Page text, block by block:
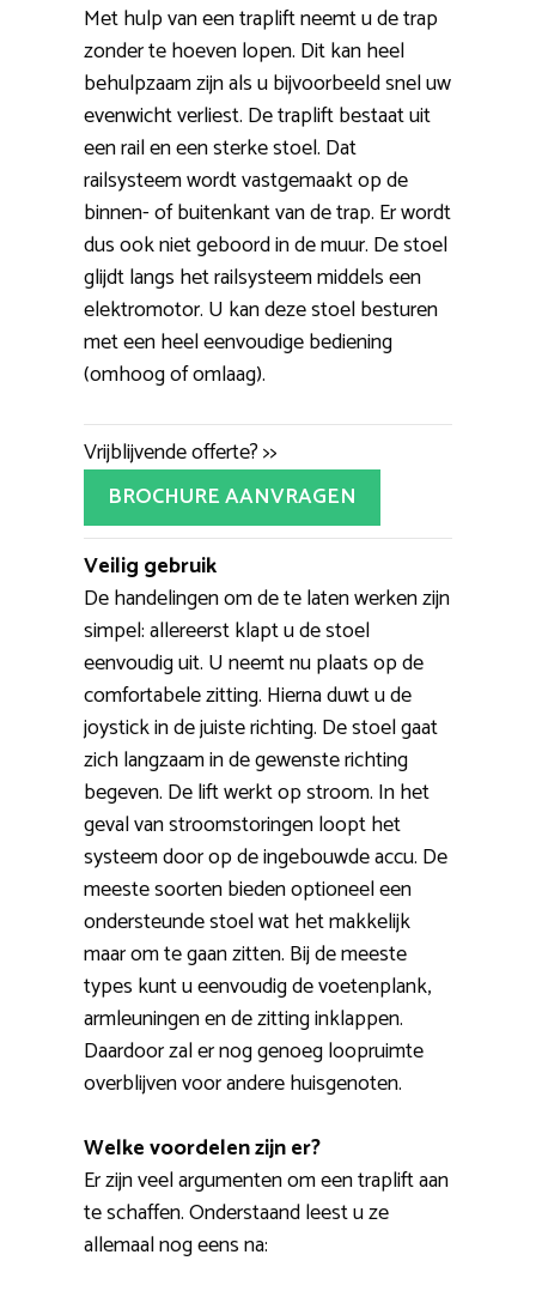
Met hulp van een traplift neemt u de trap
zonder te hoeven lopen. Dit kan heel
behulpzaam zijn als u bijvoorbeeld snel uw
evenwicht verliest. De traplift bestaat uit
een rail en een sterke stoel. Dat
railsysteem wordt vastgemaakt op de
binnen- of buitenkant van de trap. Er wordt
dus ook niet geboord in de muur. De stoel
glijdt langs het railsysteem middels een
elektromotor. U kan deze stoel besturen
met een heel eenvoudige bediening
(omhoog of omlaag).
Vrijblijvende offerte? >>
BROCHURE AANVRAGEN
Veilig gebruik
De handelingen om de te laten werken zijn
simpel: allereerst klapt u de stoel
eenvoudig uit. U neemt nu plaats op de
comfortabele zitting. Hierna duwt u de
joystick in de juiste richting. De stoel gaat
zich langzaam in de gewenste richting
begeven. De lift werkt op stroom. In het
geval van stroomstoringen loopt het
systeem door op de ingebouwde accu. De
meeste soorten bieden optioneel een
ondersteunde stoel wat het makkelijk
maar om te gaan zitten. Bij de meeste
types kunt u eenvoudig de voetenplank,
armleuningen en de zitting inklappen.
Daardoor zal er nog genoeg loopruimte
overblijven voor andere huisgenoten.
Welke voordelen zijn er?
Er zijn veel argumenten om een traplift aan
te schaffen. Onderstaand leest u ze
allemaal nog eens na: